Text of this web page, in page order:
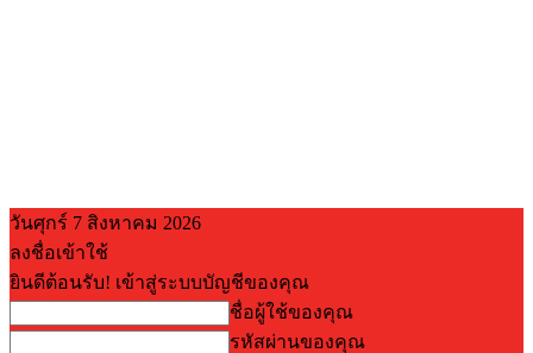
วันศุกร์ 7 สิงหาคม 2026
ลงชื่อเข้าใช้
ยินดีต้อนรับ! เข้าสู่ระบบบัญชีของคุณ
ชื่อผู้ใช้ของคุณ
รหัสผ่านของคุณ